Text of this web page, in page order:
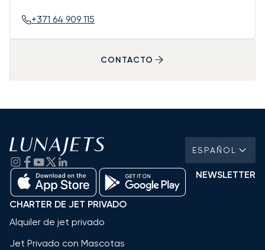
+371 64 909 115
CONTACTO
ESPAÑOL
NEWSLETTER
CHARTER DE JET PRIVADO
Alquiler de jet privado
Jet Privado con Mascotas